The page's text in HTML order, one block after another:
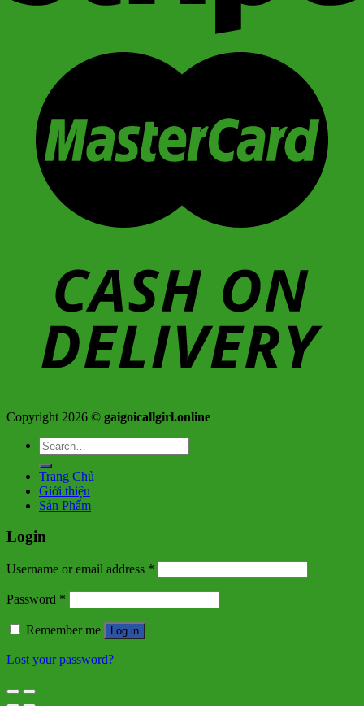
Copyright 2026 © gaigoicallgirl.online
Search
for:
Trang Chủ
Giới thiệu
Sản Phẩm
Login
Username or email address *
Password *
Remember me Log in
Lost your password?